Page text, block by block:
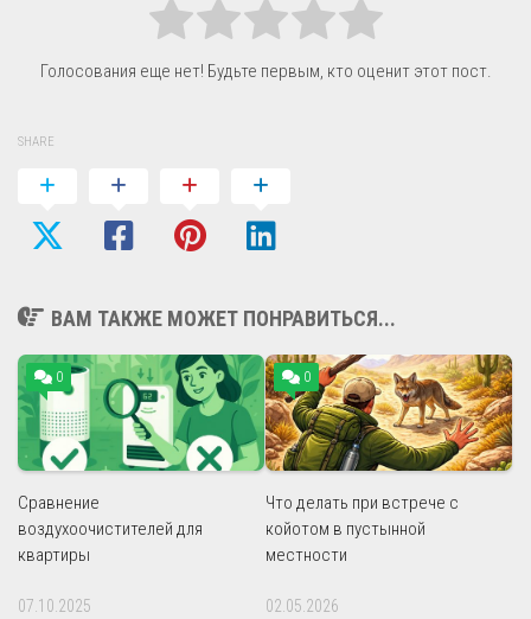
Голосования еще нет! Будьте первым, кто оценит этот пост.
SHARE
ВАМ ТАКЖЕ МОЖЕТ ПОНРАВИТЬСЯ...
0
Сравнение
воздухоочистителей для
квартиры
07.10.2025
0
Что делать при встрече с
койотом в пустынной
местности
02.05.2026